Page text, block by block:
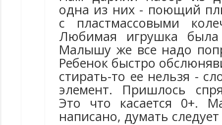
одна из них - поющий
с пластмассовыми
Любимая игрушка
Малышу же все надо
Ребенок быстро
стирать-то ее нельзя -
элемент. Пришлось
Это что касается 0+.
написано, думать